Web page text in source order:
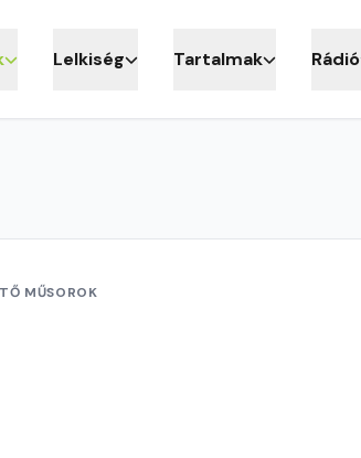
Lelkiség Tartalmak Rádió
MŰSOROK